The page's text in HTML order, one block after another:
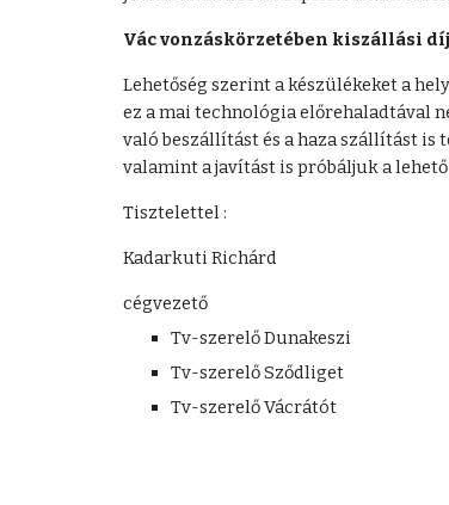
Vác vonzáskörzetében kiszállási
Lehetőség szerint a készülékeket a
ez a mai technológia előrehaladtával
való beszállítást és a haza szállítást is
valamint a javítást is próbáljuk a
Tisztelettel :
Kadarkuti Richárd
cégvezető
Tv-szerelő Dunakeszi
Tv-szerelő Sződliget
Tv-szerelő Vácrátót